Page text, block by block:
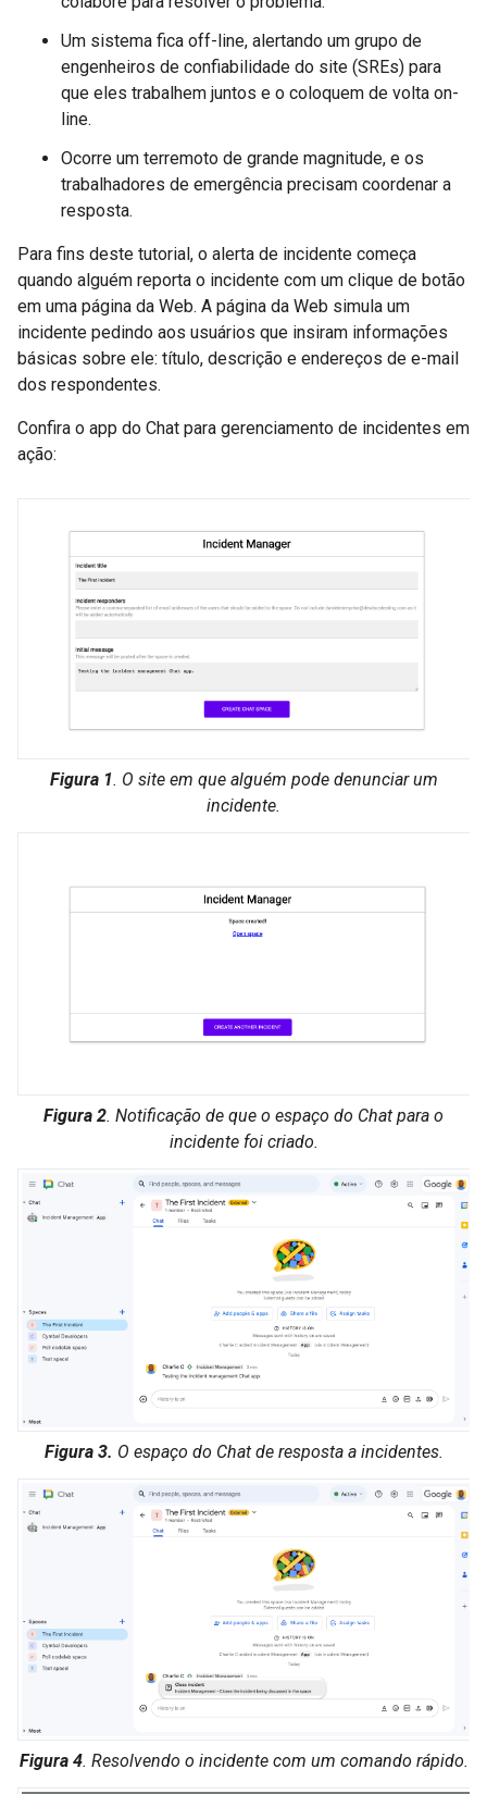
Um sistema fica off-line, alertando um grupo de
engenheiros de confiabilidade do site (SREs) para
que eles trabalhem juntos e o coloquem de volta on-
line.
Ocorre um terremoto de grande magnitude, e os
trabalhadores de emergência precisam coordenar a
resposta.
Para fins deste tutorial, o alerta de incidente começa
quando alguém reporta o incidente com um clique de botão
em uma página da Web. A página da Web simula um
incidente pedindo aos usuários que insiram informações
básicas sobre ele: título, descrição e endereços de e-mail
dos respondentes.
Confira o app do Chat para gerenciamento de incidentes em
ação:
Figura 1. O site em que alguém pode denunciar um
incidente.
Figura 2. Notificação de que o espaço do Chat para o
incidente foi criado.
Figura 3. O espaço do Chat de resposta a incidentes.
Figura 4. Resolvendo o incidente com um comando rápido.